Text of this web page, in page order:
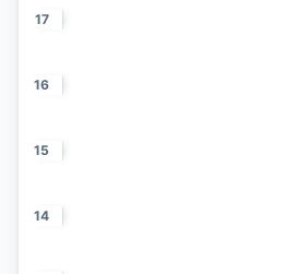
17
16
15
14